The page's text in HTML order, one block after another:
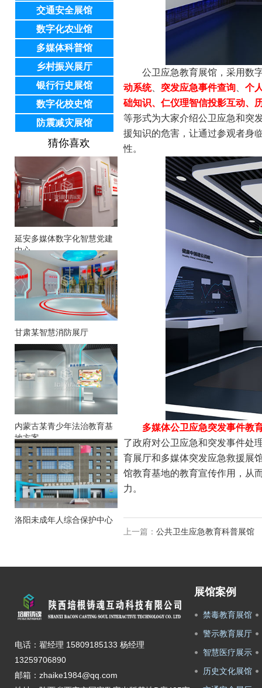
交通安全展馆
数字化农业馆
多媒体科普馆
乡村振兴展厅
银行行史展馆
数字化校史馆
防震减灾展馆
猜你喜欢
延安多媒体数字化智慧党建
中心
甘肃某智慧消防展厅
内蒙古某青少年法治教育基
地方案
洛阳未成年人综合保护中心
公卫应急教育展馆，采用数
动系统、 突发应急事件查询、 个
础知识、 仁仪理智信投影互动、
等形式为大家介绍公卫应急和突
援知识的危害，让通过参观者身
性。
多媒体公卫应急突发事件教
了政府对公卫应急和突发事件处
育展厅和多媒体突发应急救援展
馆教育基地的教育宣传作用，从
力。
上一篇： 公共卫生应急教育科普展馆
电话：翟经理 15809185133 杨经理
13259706890
邮箱：zhaike1984@qq.com
展馆案例
禁毒教育展馆
警示教育展厅
智慧医疗展示
历史文化展馆